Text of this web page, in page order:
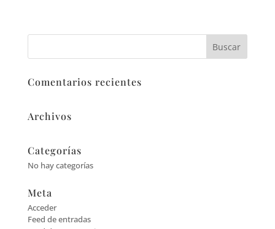
Comentarios recientes
Archivos
Categorías
No hay categorías
Meta
Acceder
Feed de entradas